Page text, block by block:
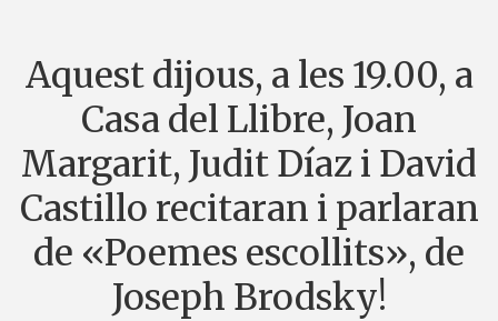
Aquest dijous, a les 19.00, a
Casa del Llibre, Joan
Margarit, Judit Díaz i David
Castillo recitaran i parlaran
de «Poemes escollits», de
Joseph Brodsky!